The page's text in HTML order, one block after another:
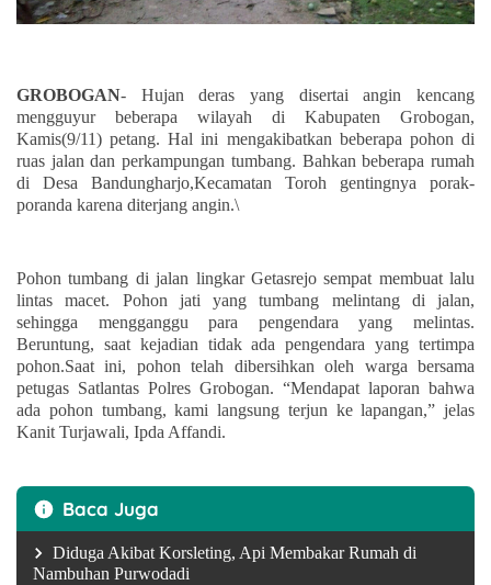
GROBOGAN- Hujan deras yang disertai angin kencang
mengguyur beberapa wilayah di Kabupaten Grobogan,
Kamis(9/11) petang. Hal ini mengakibatkan beberapa pohon di
ruas jalan dan perkampungan tumbang. Bahkan beberapa rumah
di Desa Bandungharjo,Kecamatan Toroh gentingnya porak-
poranda karena diterjang angin.\
Pohon tumbang di jalan lingkar Getasrejo sempat membuat lalu
lintas macet. Pohon jati yang tumbang melintang di jalan,
sehingga mengganggu para pengendara yang melintas.
Beruntung, saat kejadian tidak ada pengendara yang tertimpa
pohon.Saat ini, pohon telah dibersihkan oleh warga bersama
petugas Satlantas Polres Grobogan. “Mendapat laporan bahwa
ada pohon tumbang, kami langsung terjun ke lapangan,” jelas
Kanit Turjawali, Ipda Affandi.
Baca Juga
Diduga Akibat Korsleting, Api Membakar Rumah di
Nambuhan Purwodadi